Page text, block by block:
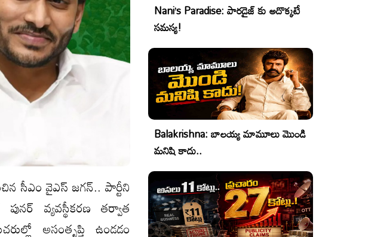
సీఎం వైఎస్‌ జగన్‌.. పార్టీని
వ్యవస్థీకరణ తర్వాత
అసంతృప్తి ఉండడం
Nani’s Paradise: పారడైజ్ కు అదొక్కటే
సమస్య!
Balakrishna: బాలయ్య మామూలు మొండి
మనిషి కాదు..